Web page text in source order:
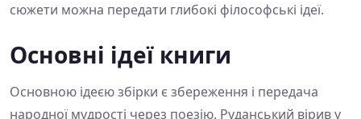
сюжети можна передати глибокі філософські ідеї.
Основні ідеї книги
Основною ідеєю збірки є збереження і передача
народної мудрості через поезію. Руданський вірив у